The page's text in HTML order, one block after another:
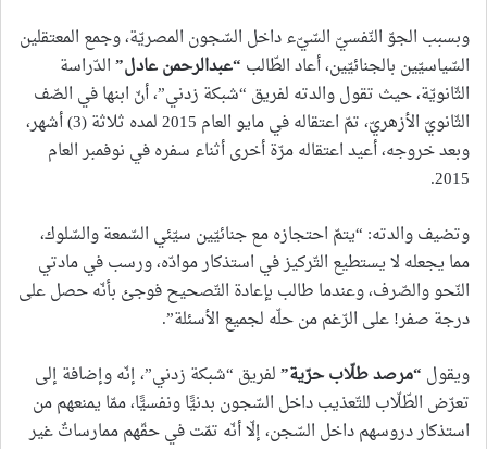
وبسبب الجوّ النّفسيّ السّيّء داخل السّجون المصريّة، وجمع المعتقلين
السّياسيّين بالجنائيّين، أعاد الطّالب “عبدالرحمن عادل”الدّراسة
الثّانويّة، حيث تقول والدته لفريق “شبكة زدني”، أنّ ابنها في الصّف
الثّانويّ الأزهريّ، تمّ اعتقاله في مايو العام 2015 لمده ثلاثة (3) أشهر،
وبعد خروجه، أعيد اعتقاله مرّة أخرى أثناء سفره في نوفمبر العام
2015.
وتضيف والدته: “يتمّ احتجازه مع جنائيّين سيّئي السّمعة والسّلوك،
مما يجعله لا يستطيع التّركيز في استذكار موادّه، ورسب في مادتي
النّحو والصّرف، وعندما طالب بإعادة التّصحيح فوجئ بأنّه حصل على
درجة صفر! على الرّغم من حلّه لجميع الأسئلة”.
ويقول “مرصد طلّاب حرّية”لفريق “شبكة زدني”، إنّه وإضافة إلى
تعرّض الطّلّاب للتّعذيب داخل السّجون بدنيًّا ونفسيًّا، ممّا يمنعهم من
استذكار دروسهم داخل السّجن، إلّا أنّه تمّت في حقّهم ممارساتٌ غير